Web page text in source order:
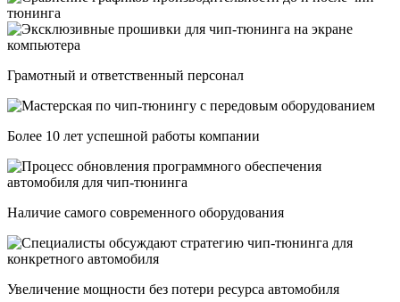
Грамотный и ответственный персонал
Более 10 лет успешной работы компании
Наличие самого современного оборудования
Увеличение мощности без потери ресурса автомобиля